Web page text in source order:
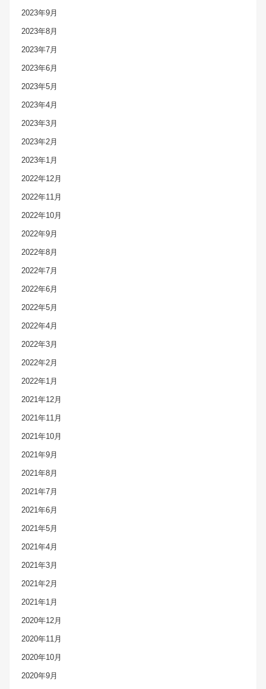
2023年9月
2023年8月
2023年7月
2023年6月
2023年5月
2023年4月
2023年3月
2023年2月
2023年1月
2022年12月
2022年11月
2022年10月
2022年9月
2022年8月
2022年7月
2022年6月
2022年5月
2022年4月
2022年3月
2022年2月
2022年1月
2021年12月
2021年11月
2021年10月
2021年9月
2021年8月
2021年7月
2021年6月
2021年5月
2021年4月
2021年3月
2021年2月
2021年1月
2020年12月
2020年11月
2020年10月
2020年9月